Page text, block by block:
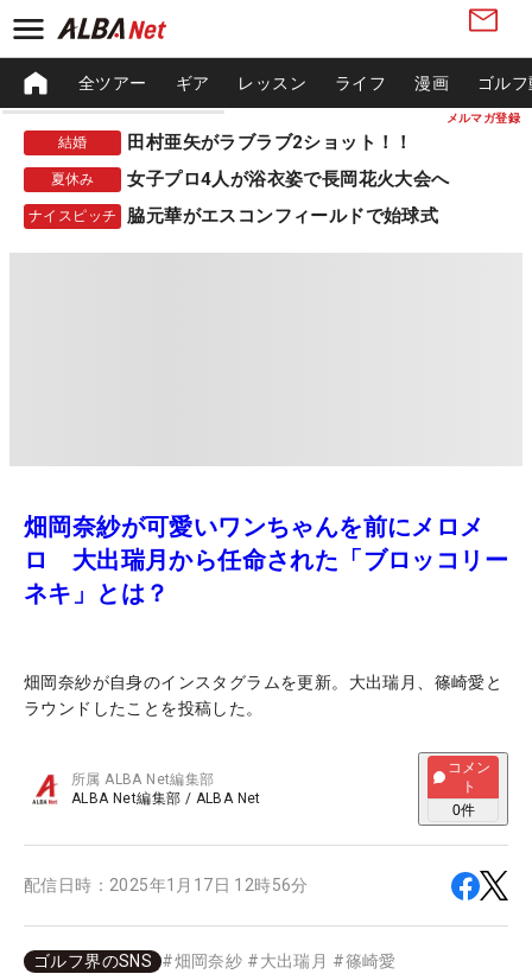
メルマガ登録
全ツアー ギア レッスン ライフ 漫画 ゴル
結婚 田村亜矢がラブラブ2ショット！！
夏休み 女子プロ4人が浴衣姿で長岡花火大会へ
ナイスピッチ 脇元華がエスコンフィールドで始球式
畑岡奈紗が可愛いワンちゃんを前にメロメ
ロ 大出瑞月から任命された「ブロッコリー
ネキ」とは？
畑岡奈紗が自身のインスタグラムを更新。大出瑞月、篠崎愛と
ラウンドしたことを投稿した。
所属ALBA Net編集部
ALBA Net編集部 / ALBA Net
コメン
ト
0件
配信日時： 2025年1月17日 12時56分
ゴルフ界のSNS #畑岡奈紗 #大出瑞月 #篠崎愛